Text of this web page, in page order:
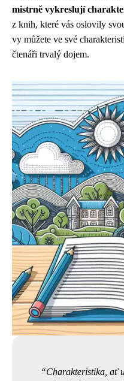
mistrně vykreslují
z knih, které vás oslovily
vy můžete ve své
čtenáři trvalý dojem.
Charakteristika, ať